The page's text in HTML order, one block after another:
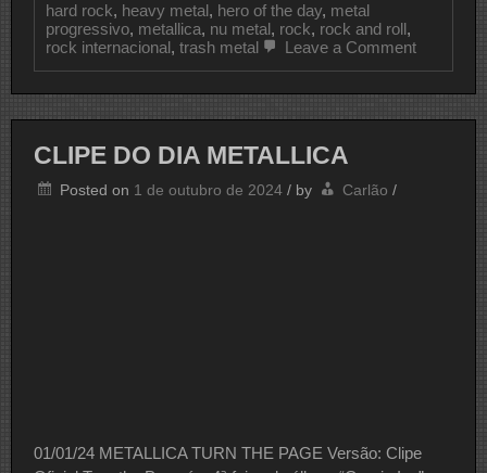
hard rock, heavy metal, hero of the day, metal
progressivo, metallica, nu metal, rock, rock and roll,
rock internacional, trash metal Leave a Commenton
CLIPE DO DIA METALLICA
Posted on 1 de outubro de 2024 / by Carlão /
01/01/24 METALLICA TURN THE PAGE Versão: Clipe